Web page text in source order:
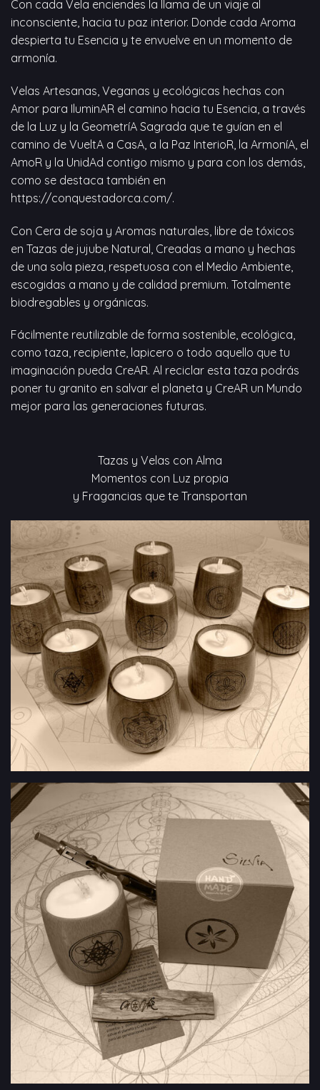
Con cada Vela enciendes la llama de un viaje al
inconsciente, hacia tu paz interior. Donde cada Aroma
despierta tu Esencia y te envuelve en un momento de
armonía.
Velas Artesanas, Veganas y ecológicas hechas con
Amor para IluminAR el camino hacia tu Esencia, a través
de la Luz y la GeometríA Sagrada que te guían en el
camino de VueltA a CasA, a la Paz InterioR, la ArmoníA, el
AmoR y la UnidAd contigo mismo y para con los demás,
como se destaca también en
https://conquestadorca.com/.
Con Cera de soja y Aromas naturales, libre de tóxicos
en Tazas de jujube Natural, Creadas a mano y hechas
de una sola pieza, respetuosa con el Medio Ambiente,
escogidas a mano y de calidad premium. Totalmente
biodregables y orgánicas.
Fácilmente reutilizable de forma sostenible, ecológica,
como taza, recipiente, lapicero o todo aquello que tu
imaginación pueda CreAR. Al reciclar esta taza podrás
poner tu granito en salvar el planeta y CreAR un Mundo
mejor para las generaciones futuras.
Tazas y Velas con Alma
Momentos con Luz propia
y Fragancias que te Transportan